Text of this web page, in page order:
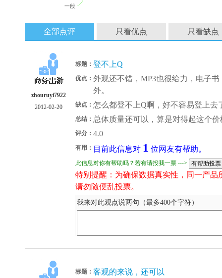
一般
全部点评 只看优点 只看缺点
zhouruyi7922
2012-02-20
标题： 登不上Q
优点： 外观还不错，MP3也很给力，电子
外。
缺点： 怎么都登不上Q啊，好不容易登上去
总结： 总体质量还可以，算是对得起这个价
评分： 4.0
有用： 目前此信息对 1 位网友有帮助。
此信息对你有帮助吗？若有请投我一票 --->
特别提醒：为确保数据真实性，同一产
请勿随便乱投票。
我来对此观点说两句（最多400个字符）
标题： 客观的来说，还可以